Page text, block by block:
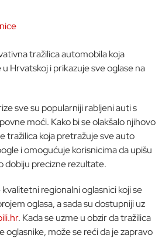
tražilica automobila koja
Hrvatskoj i prikazuje sve oglase na
sve su popularniji rabljeni auti s
moći. Kako bi se olakšalo njihovo
tražilica koja pretražuje sve auto
i omogućuje korisnicima da upišu
dobiju precizne rezultate.
regionalni oglasnici koji se
oglasa, a sada su dostupniji uz
. Kada se uzme u obzir da tražilica
može se reći da je zapravo